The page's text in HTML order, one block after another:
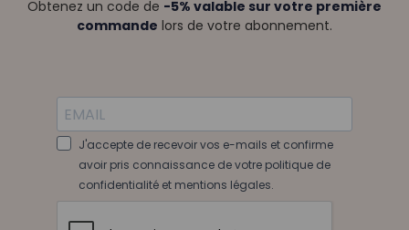
Obtenez un code de -5% valable sur votre première
commande lors de votre abonnement.
J'accepte de recevoir vos e-mails et confirme
avoir pris connaissance de votre politique de
confidentialité et mentions légales.